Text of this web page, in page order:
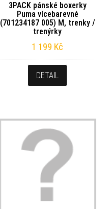
3PACK pánské boxerky
Puma vícebarevné
(701234187 005) M, trenky /
trenýrky
1 199 Kč
DETAIL